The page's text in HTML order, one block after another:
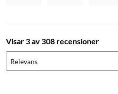
292x238x282 mm. Effekt: 150
kan effekten uppgå till 1000 W i
Visar 3 av 308 recensioner
Relevans